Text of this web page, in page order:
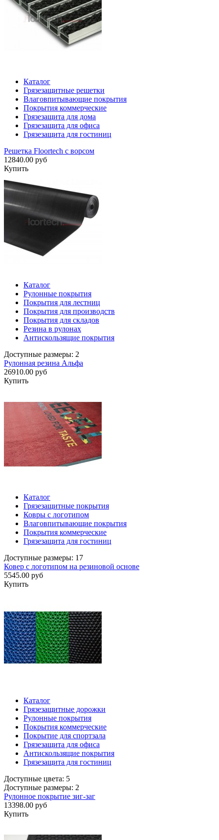
Каталог
Грязезащитные решетки
Влаговпитывающие покрытия
Покрытия коммерческие
Грязезащита для дома
Грязезащита для офиса
Грязезащита для гостиниц
Решетка Floortech с ворсом
12840.00 руб
Купить
Каталог
Рулонные покрытия
Покрытия для лестниц
Покрытия для производств
Покрытия для складов
Резина в рулонах
Антискользящие покрытия
Доступные размеры: 2
Рулонная резина Альфа
26910.00 руб
Купить
Каталог
Грязезащитные покрытия
Ковры с логотипом
Влаговпитывающие покрытия
Покрытия коммерческие
Грязезащита для гостиниц
Доступные размеры: 17
Ковер с логотипом на резиновой основе
5545.00 руб
Купить
Каталог
Грязезащитные дорожки
Рулонные покрытия
Покрытия коммерческие
Покрытие для спортзала
Грязезащита для офиса
Антискользящие покрытия
Грязезащита для гостиниц
Доступные цвета: 5
Доступные размеры: 2
Рулонное покрытие зиг-заг
13398.00 руб
Купить